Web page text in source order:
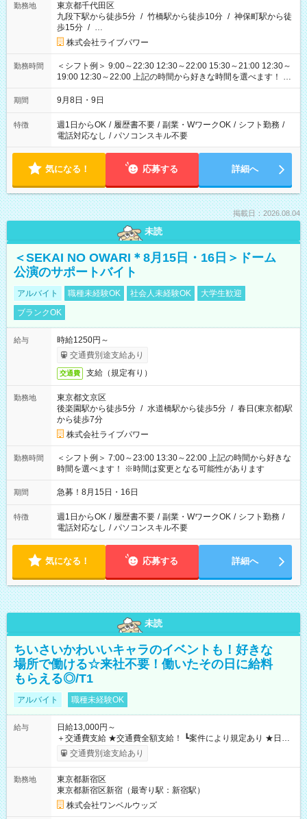
勤務地
東京都千代田区
九段下駅から徒歩5分 / 竹橋駅から徒歩10分 / 神保町駅から徒
歩15分 / …
株式会社ライブパワー
勤務時間
＜シフト例＞ 9:00～22:30 12:30～22:00 15:30～21:00 12:30～
19:00 12:30～22:00 上記の時間から好きな時間を選べます！ ※
時間は変更となる可能性があります
期間 9月8日・9日
特徴 週1日からOK / 履歴書不要 / 副業・WワークOK / シフト勤務 /
電話対応なし / パソコンスキル不要
気になる！ 応募する 詳細へ
掲載日：2026.08.04
未読
＜SEKAI NO OWARI＊8月15日・16日＞ドーム
公演のサポートバイト
アルバイト 職種未経験OK 社会人未経験OK
大学生歓迎
ブランクOK
給与
時給1250円～
交通費別途支給あり
交通費 支給（規定有り）
勤務地
東京都文京区
後楽園駅から徒歩5分 / 水道橋駅から徒歩5分 / 春日(東京都)駅
から徒歩7分
株式会社ライブパワー
勤務時間
＜シフト例＞ 7:00～23:00 13:30～22:00 上記の時間から好きな
時間を選べます！ ※時間は変更となる可能性があります
期間 急募！8月15日・16日
特徴 週1日からOK / 履歴書不要 / 副業・WワークOK / シフト勤務 /
電話対応なし / パソコンスキル不要
気になる！ 応募する 詳細へ
未読
ちいさいかわいいキャラのイベントも！好きな
場所で働ける☆来社不要！働いたその日に給料
もらえる◎/T1
アルバイト 職種未経験OK
給与
日給13,000円～
＋交通費支給 ★交通費全額支給！ ┗案件により規定あり ★日払
いOK！（規定あり） ┗働いたその日に現金GET♪ お仕事後はコ
ンビニATMから 日払い分を引き落とせます！ 【試用期間】試
交通費別途支給あり
勤務地
東京都新宿区
東京都新宿区新宿（最寄り駅：新宿駅）
株式会社ワンベルウッズ